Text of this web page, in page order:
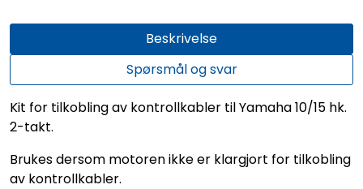
Beskrivelse
Spørsmål og svar
Kit for tilkobling av kontrollkabler til Yamaha 10/15 hk.
2-takt.
Brukes dersom motoren ikke er klargjort for tilkobling
av kontrollkabler.